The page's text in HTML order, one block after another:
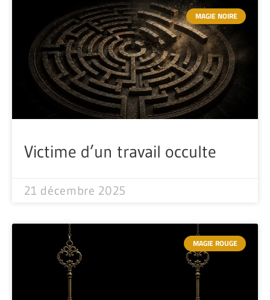
MAGIE NOIRE
Victime d’un travail occulte
21 décembre 2025
MAGIE ROUGE